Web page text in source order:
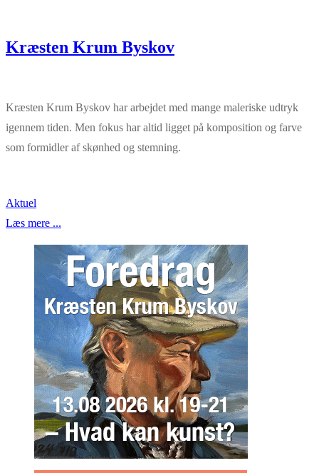
Kræsten Krum Byskov
Kræsten Krum Byskov har arbejdet med mange maleriske udtryk
igennem tiden. Men fokus har altid ligget på komposition og farve
som formidler af skønhed og stemning.
Aktuel
Læs mere ...